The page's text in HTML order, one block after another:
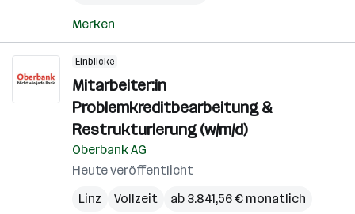
Merken
Einblicke
Mitarbeiter:in
Problemkreditbearbeitung &
Restrukturierung (w/m/d)
Oberbank AG
Heute veröffentlicht
Linz
Vollzeit ab 3.841,56 € monatlich